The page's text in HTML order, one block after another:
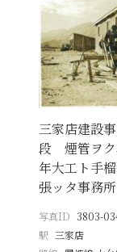
三家店建設
段 煙管ヲク
年大工ト手
張ッタ事務
写真ID 3803-
駅 三家店